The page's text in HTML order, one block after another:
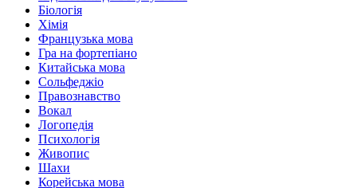
Біологія
Хімія
Французька мова
Гра на фортепіано
Китайська мова
Сольфеджіо
Правознавство
Вокал
Логопедія
Психологія
Живопис
Шахи
Корейська мова